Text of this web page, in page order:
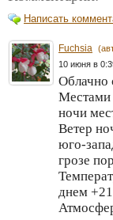
Написать
Fuchsia
10 июня в
Облачно
Местами
ночи
Ветер
юго-
грозе
днем